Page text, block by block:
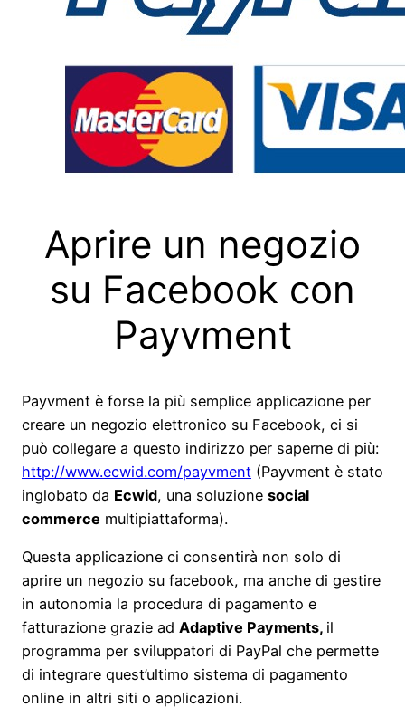
Aprire un negozio
su Facebook con
Payvment
Payvment è forse la più semplice applicazione per
creare un negozio elettronico su Facebook, ci si
può collegare a questo indirizzo per saperne di più:
http://www.ecwid.com/payvment (Payvment è stato
inglobato da Ecwid, una soluzione social
commerce multipiattaforma).
Questa applicazione ci consentirà non solo di
aprire un negozio su facebook, ma anche di gestire
in autonomia la procedura di pagamento e
fatturazione grazie ad Adaptive Payments, il
programma per sviluppatori di PayPal che permette
di integrare quest’ultimo sistema di pagamento
online in altri siti o applicazioni.